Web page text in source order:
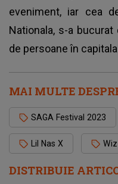
DISTRIBUIE
eveniment, iar cea
Nationala, s-a
de persoane în
MAI MULTE
SAGA Festival 2023
Lil Nas X